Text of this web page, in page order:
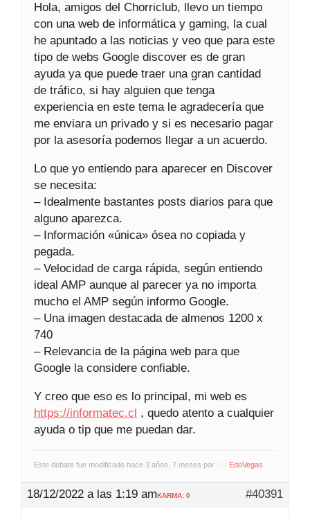
Hola, amigos del Chorriclub, llevo un tiempo
con una web de informática y gaming, la cual
he apuntado a las noticias y veo que para este
tipo de webs Google discover es de gran
ayuda ya que puede traer una gran cantidad
de tráfico, si hay alguien que tenga
experiencia en este tema le agradecería que
me enviara un privado y si es necesario pagar
por la asesoría podemos llegar a un acuerdo.
Lo que yo entiendo para aparecer en Discover
se necesita:
– Idealmente bastantes posts diarios para que
alguno aparezca.
– Información «única» ósea no copiada y
pegada.
– Velocidad de carga rápida, según entiendo
ideal AMP aunque al parecer ya no importa
mucho el AMP según informo Google.
– Una imagen destacada de almenos 1200 x
740
– Relevancia de la página web para que
Google la considere confiable.
Y creo que eso es lo principal, mi web es
https://informatec.cl , quedo atento a cualquier
ayuda o tip que me puedan dar.
Este debate fue modificado hace 3 años, 7 meses por EdoVegas
18/12/2022 a las 1:19 am #40391
KARMA: 0